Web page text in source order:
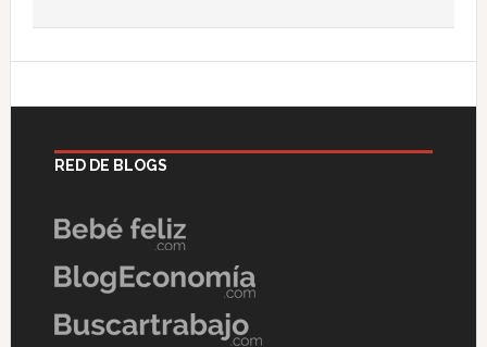
RED DE BLOGS